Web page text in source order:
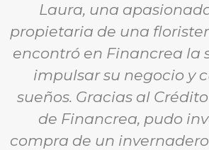
Laura, una
propietaria de una
encontró en Financrea la
impulsar su negocio y
sueños. Gracias al
de Financrea, pudo
compra de un